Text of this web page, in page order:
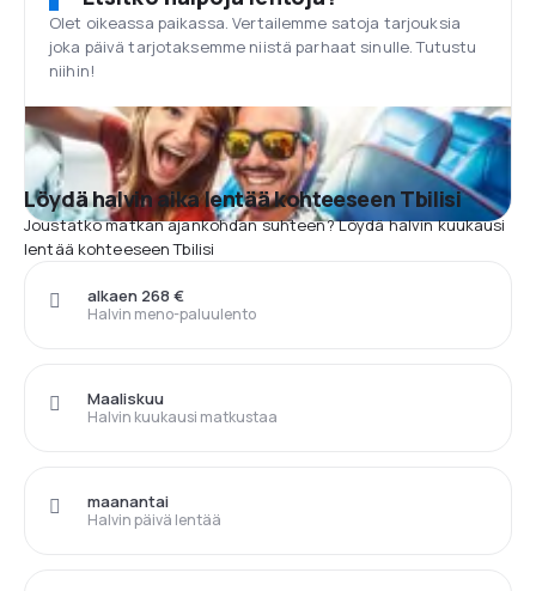
Olet oikeassa paikassa. Vertailemme satoja tarjouksia
joka päivä tarjotaksemme niistä parhaat sinulle. Tutustu
niihin!
Löydä halvin aika lentää kohteeseen Tbilisi
Joustatko matkan ajankohdan suhteen? Löydä halvin kuukausi
lentää kohteeseen Tbilisi
Halvin meno-paluulento
alkaen 268 €
Halvin kuukausi matkustaa
Maaliskuu
Halvin päivä lentää
maanantai